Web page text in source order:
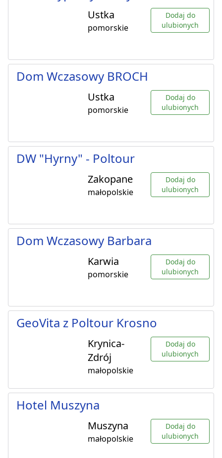
Ustka
pomorskie
Dodaj do
ulubionych
Dom Wczasowy BROCH
Ustka
pomorskie
Dodaj do
ulubionych
DW "Hyrny" - Poltour
Zakopane
małopolskie
Dodaj do
ulubionych
Dom Wczasowy Barbara
Karwia
pomorskie
Dodaj do
ulubionych
GeoVita z Poltour Krosno
Krynica-
Zdrój
małopolskie
Dodaj do
ulubionych
Hotel Muszyna
Muszyna
małopolskie
Dodaj do
ulubionych